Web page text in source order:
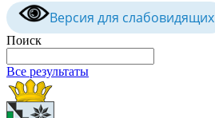
Версия для слабовидящих
Поиск
Все результаты